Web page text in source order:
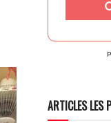
ARTICLES LES